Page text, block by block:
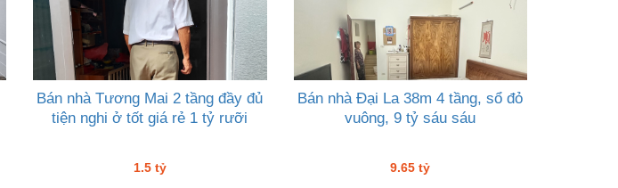
Bán nhà Tương Mai 2 tầng đầy đủ
tiện nghi ở tốt giá rẻ 1 tỷ rưỡi
1.5 tỷ
Bán nhà Đại La 38m 4 tầng, sổ đỏ
vuông, 9 tỷ sáu sáu
9.65 tỷ